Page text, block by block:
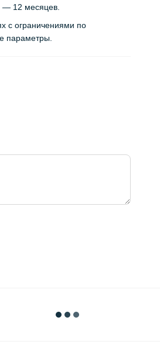
— 12 месяцев.
с ограничениями по
параметры.